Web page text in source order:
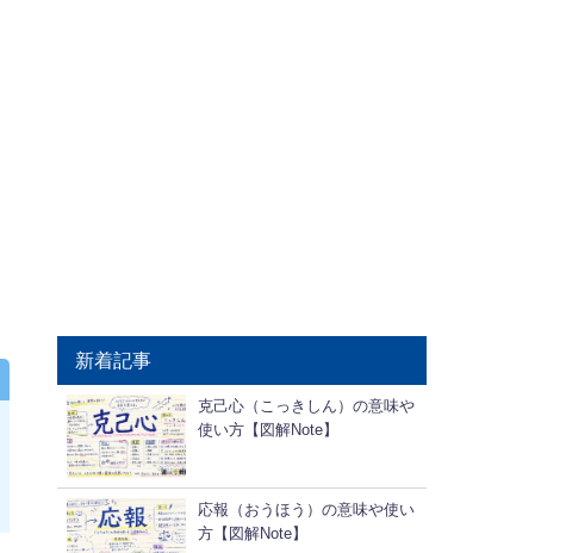
新着記事
克己心（こっきしん）の意味や
使い方【図解Note】
応報（おうほう）の意味や使い
方【図解Note】